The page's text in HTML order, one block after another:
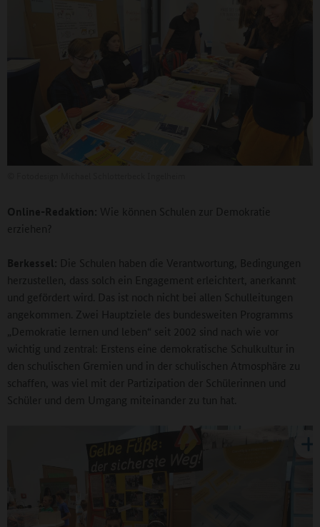
Online-Redaktion: Wie können Schulen zur Demokratie
erziehen?
Berkessel: Die Schulen haben die Verantwortung, Bedingungen
herzustellen, dass solch ein Engagement erleichtert, anerkannt
und gefördert wird. Das ist noch nicht bei allen Schulleitungen
angekommen. Zwei Hauptziele des bundesweiten Programms
„Demokratie lernen und leben“ seit 2002 sind nach wie vor
wichtig und zentral: Erstens eine demokratische Schulkultur in
den schulischen Gremien und in der schulischen Atmosphäre zu
schaffen, was viel mit der Partizipation der Schülerinnen und
Schüler und dem Umgang miteinander zu tun hat.